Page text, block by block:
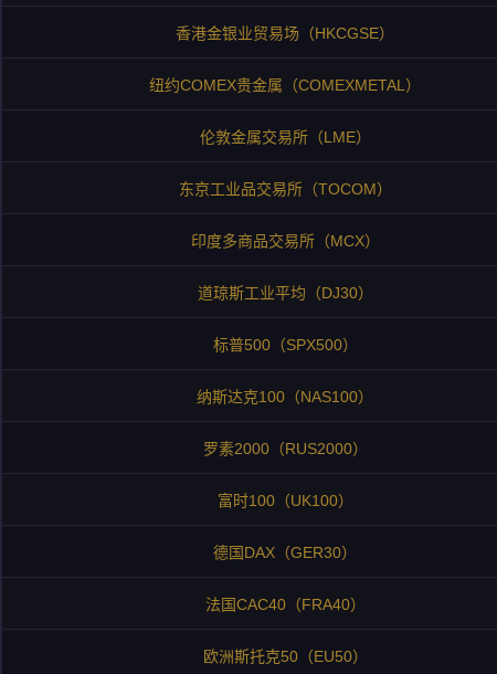
香港金银业贸易场（HKCGSE）
纽约COMEX贵金属（COMEXMETAL）
伦敦金属交易所（LME）
东京工业品交易所（TOCOM）
印度多商品交易所（MCX）
道琼斯工业平均（DJ30）
标普500（SPX500）
纳斯达克100（NAS100）
罗素2000（RUS2000）
富时100（UK100）
德国DAX（GER30）
法国CAC40（FRA40）
欧洲斯托克50（EU50）